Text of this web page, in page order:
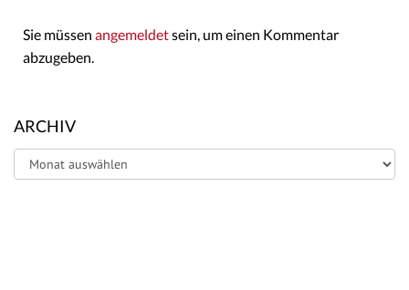
Sie müssen angemeldetsein, um einen Kommentar
abzugeben.
ARCHIV
Archiv